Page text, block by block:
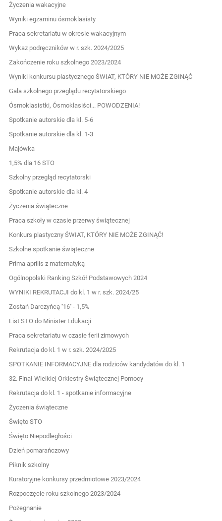
Życzenia wakacyjne
Wyniki egzaminu ósmoklasisty
Praca sekretariatu w okresie wakacyjnym
Wykaz podręczników w r. szk. 2024/2025
Zakończenie roku szkolnego 2023/2024
Wyniki konkursu plastycznego ŚWIAT, KTÓRY NIE MOŻE ZGINĄĆ
Gala szkolnego przeglądu recytatorskiego
Ósmoklasistki, Ósmoklasiści... POWODZENIA!
Spotkanie autorskie dla kl. 5-6
Spotkanie autorskie dla kl. 1-3
Majówka
1,5% dla 16 STO
Szkolny przegląd recytatorski
Spotkanie autorskie dla kl. 4
Życzenia świąteczne
Praca szkoły w czasie przerwy świątecznej
Konkurs plastyczny ŚWIAT, KTÓRY NIE MOŻE ZGINĄĆ!
Szkolne spotkanie świąteczne
Prima aprilis z matematyką
Ogólnopolski Ranking Szkół Podstawowych 2024
WYNIKI REKRUTACJI do kl. 1 w r. szk. 2024/25
Zostań Darczyńcą ''16'' - 1,5%
List STO do Minister Edukacji
Praca sekretariatu w czasie ferii zimowych
Rekrutacja do kl. 1 w r. szk. 2024/2025
SPOTKANIE INFORMACYJNE dla rodziców kandydatów do kl. 1
32. Finał Wielkiej Orkiestry Świątecznej Pomocy
Rekrutacja do kl. 1 - spotkanie informacyjne
Życzenia świąteczne
Święto STO
Święto Niepodległości
Dzień pomarańczowy
Piknik szkolny
Kuratoryjne konkursy przedmiotowe 2023/2024
Rozpoczęcie roku szkolnego 2023/2024
Pożegnanie